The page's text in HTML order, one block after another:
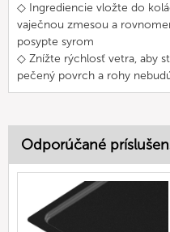
◇ Ingrediencie vložte do
vaječnou zmesou a
posypte syrom
◇ Znížte rýchlosť vetra, aby
pečený povrch a rohy
Odporúčané